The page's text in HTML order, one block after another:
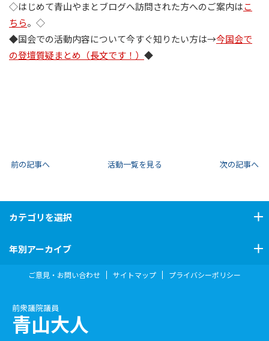
◇はじめて青山やまとブログへ訪問された方へのご案内はこ
ちら。◇
◆国会での活動内容について今すぐ知りたい方は→今国会で
の登壇質疑まとめ（長文です！） ◆
前の記事へ 活動一覧を見る 次の記事へ
カテゴリを選択
年別アーカイブ
前衆議院議員
青山大人
ご意見・お問い合わせ サイトマップ プライバシーポリシー